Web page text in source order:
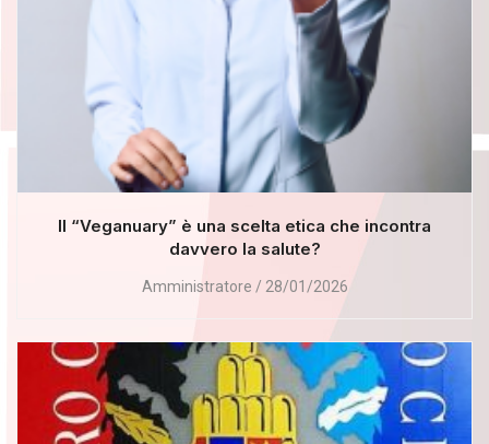
Il “Veganuary” è una scelta etica che incontra
davvero la salute?
Amministratore 28/01/2026